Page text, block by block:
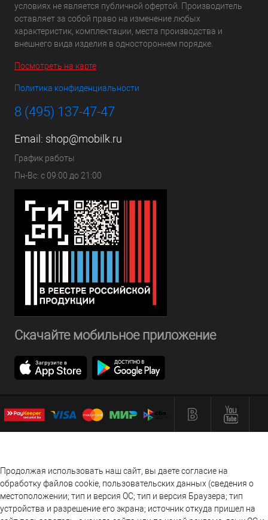
условиях не является публичной офертой. Производитель
оставляет за собой право на изменение любых
характеристик, комплектации, места производства и
внешнего вида изделия в одностороннем порядке.
Посмотреть на карте
Политика конфиденциальности
8 (495) 137-47-47
Email: shop@mobilk.ru
График работы
Пн-Вс: с 09:00 до 21:00
Скачайте мобильное приложение
Продолжая использовать наш сайт, вы даете согласие на
обработку файлов cookie, пользовательских данных (сведения о
местоположении; тип и версия ОС; тип и версия Браузера; тип
устройства и разрешение его экрана; источник откуда пришел на